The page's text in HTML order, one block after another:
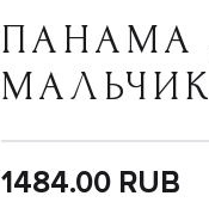
ПАНАМА
1484.00 RUB